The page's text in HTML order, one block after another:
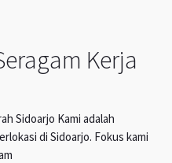
Kerja
Sidoarjo Kami adalah
di Sidoarjo. Fokus kami